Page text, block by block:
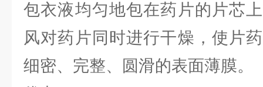
包衣液均匀地包在药片的片芯
风对药片同时进行干燥，使片
细密、完整、圆滑的表面薄膜。